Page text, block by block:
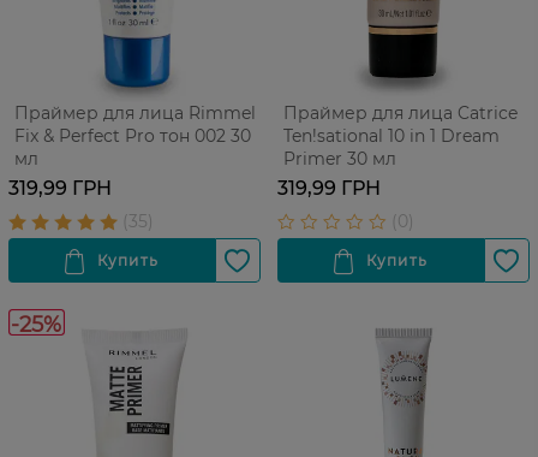
Праймер для лица Rimmel
Fix & Perfect Pro тон 002 30
мл
319,99 ГРН
Праймер для лица Catrice
Ten!sational 10 in 1 Dream
Primer 30 мл
319,99 ГРН
-25%